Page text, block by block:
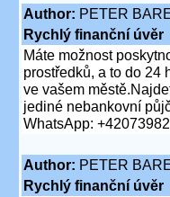
Author: PETER
Rychlý finanční úvěr
Máte možnost
prostředků, a to do 24
ve vašem
jediné nebankovní
WhatsApp:
Author: PETER
Rychlý finanční úvěr